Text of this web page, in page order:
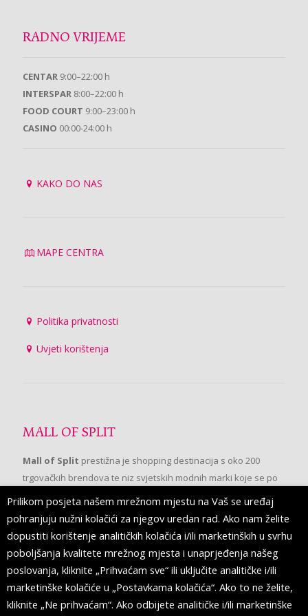
RADNO VRIJEME
CENTAR 9:00–22:00 h
INTERSPAR 8:00–22:00 h
FOOD COURT 9:00–23:00 h
CASINO 00:00-24:00 h
KAKO DO NAS
MAPE CENTRA
Politika privatnosti
Uvjeti korištenja
MALL OF SPLIT
Mall of Split prestižna je shopping destinacija s oko 200
trgovačkih brendova te niz svjetskih modnih marki koje se po
prvi put pojavljuju u Splitu.
PRATITE NAS
Prilikom posjeta našem mrežnom mjestu na Vaš se uređaj
pohranjuju nužni kolačići za njegov uredan rad. Ako nam želite
dopustiti korištenje analitičkih kolačića i/ili marketinških u svrhu
poboljšanja kvalitete mrežnog mjesta i unaprjeđenja našeg
poslovanja, kliknite „Prihvaćam sve“ ili uključite analitičke i/ili
marketinške kolačiće u „Postavkama kolačića“. Ako to ne želite,
kliknite „Ne prihvaćam“. Ako odbijete analitičke i/ili marketinške